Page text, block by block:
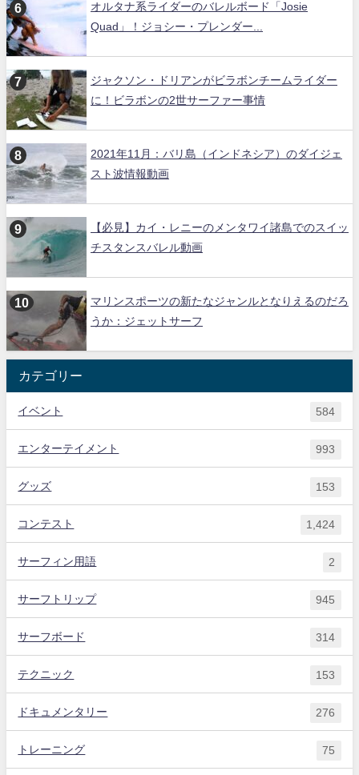
オルタナ系ライダーのバレルボード「Josie
Quad」！ジョシー・プレンダー...
ジャクソン・ドリアンがビラボンチームライダー
に！ビラボンの2世サーファー事情
2021年11月：バリ島（インドネシア）のダイジェ
スト波情報動画
【必見】カイ・レニーのメンタワイ諸島でのスイッ
チスタンスバレル動画
マリンスポーツの新たなジャンルとなりえるのだろ
うか：ジェットサーフ
カテゴリー
イベント 584
エンターテイメント 993
グッズ 153
コンテスト 1,424
サーフィン用語 2
サーフトリップ 945
サーフボード 314
テクニック 153
ドキュメンタリー 276
トレーニング 75